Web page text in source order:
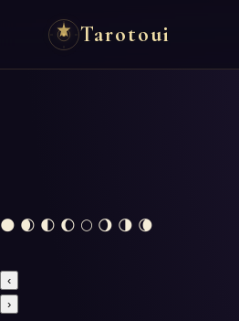
Tarotoui
🌑 🌒 🌓 🌔 🌕 🌖 🌗 🌘
‹
›